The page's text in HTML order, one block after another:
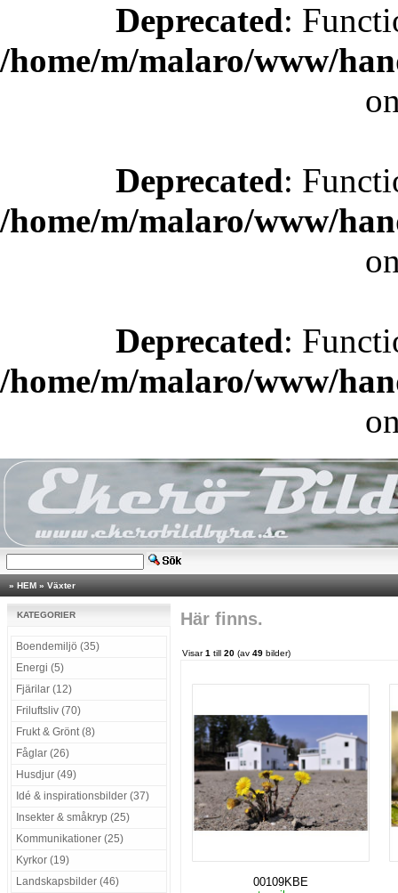
Deprecated:
/home/m/malaro/www/
Deprecated:
/home/m/malaro/www/
Deprecated:
/home/m/malaro/www/
» HEM » Växter
KATEGORIER
Boendemiljö (35)
Energi (5)
Fjärilar (12)
Friluftsliv (70)
Frukt & Grönt (8)
Fåglar (26)
Husdjur (49)
Idé & inspirationsbilder (37)
Insekter & småkryp (25)
Kommunikationer (25)
Kyrkor (19)
Landskapsbilder (46)
Här finns.
Visar1 till 20 (av 49 bilder)
00109KBE